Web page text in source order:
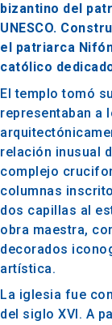
bizantino del
UNESCO.
el patriarca
católico
El templo tomó
representaban a
relación inusual
complejo
columnas
dos capillas al
obra maestra,
decorados
artística.
La iglesia fue
del siglo XVI. A